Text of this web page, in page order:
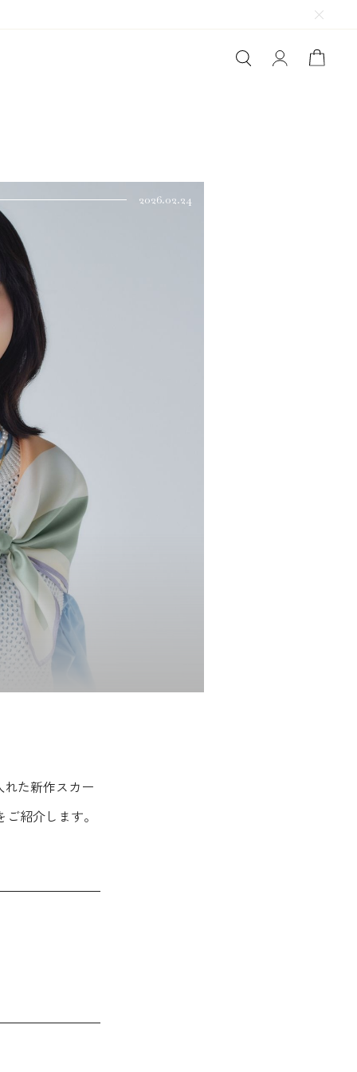
2026.02.24
た新作スカー
紹介します。